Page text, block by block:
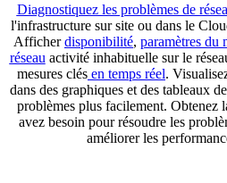
Diagnostiquez les problèmes de
l'infrastructure sur site ou dans le
Afficherdisponibilité, paramètres du
réseau activité inhabituelle sur le
mesures clés en temps réel.
dans des graphiques et des tableaux
problèmes plus facilement. Obtenez
avez besoin pour résoudre les
améliorer les